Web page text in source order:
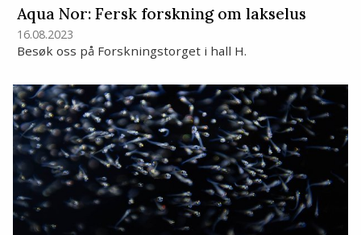
Aqua Nor: Fersk forskning om lakselus
16.08.2023
Besøk oss på Forskningstorget i hall H.